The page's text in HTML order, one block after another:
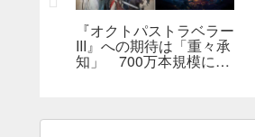
『オクトパストラベラー
III』への期待は「重々承
知」 700万本規模に成